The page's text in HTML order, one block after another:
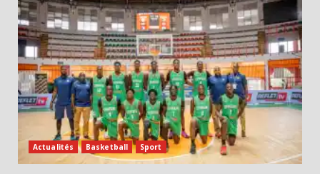
Actualités Basketball Sport